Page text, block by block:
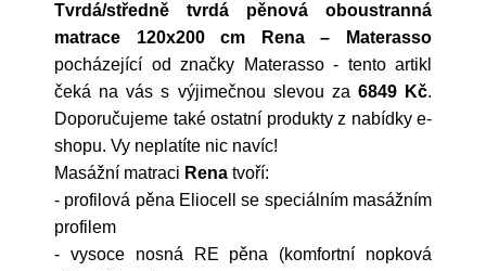
Tvrdá/středně tvrdá pěnová oboustranná
matrace 120x200 cm Rena – Materasso
pocházející od značky
Materasso- tento artikl
čeká na vás s výjimečnou slevou za 6849 Kč.
Doporučujeme také ostatní produkty z nabídky e-
shopu. Vy neplatíte nic navíc!
Masážní matraci Rena tvoří:
- profilová pěna Eliocell se speciálním masážním
profilem
- vysoce nosná RE pěna (komfortní nopková